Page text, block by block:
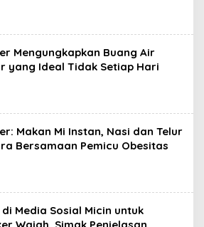
Mengungkapkan Buang Air
yang Ideal Tidak Setiap Hari
Makan Mi Instan, Nasi dan Telur
Bersamaan Pemicu Obesitas
Media Sosial Micin untuk